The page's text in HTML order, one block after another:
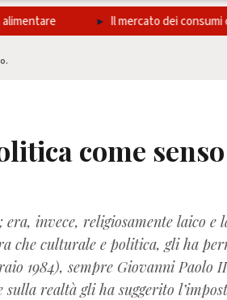
Il mercato dei consumi
come senso
invece, religiosamente laico e
che culturale e politica, gli ha
1984), sempre Giovanni Paolo
realtà gli ha suggerito